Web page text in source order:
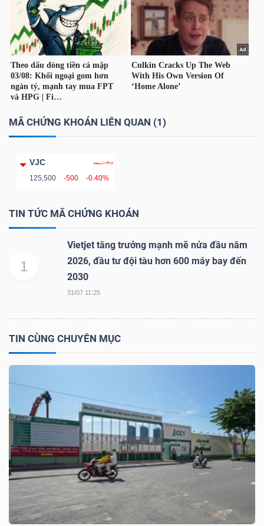
MÃ CHỨNG KHOÁN LIÊN QUAN (1)
VJC
125,500 -500 -0.40%
TIN TỨC MÃ CHỨNG KHOÁN
1
Vietjet tăng trưởng mạnh mẽ nửa đầu năm
2026, đầu tư đội tàu hơn 600 máy bay đến
2030
31/07 11:25
TIN CÙNG CHUYÊN MỤC
TÀI
CHÍNH
CÁ
NHÂN
VIETSTOCKFINANCE
CỔ
PHIẾU
PHÁI
SINH